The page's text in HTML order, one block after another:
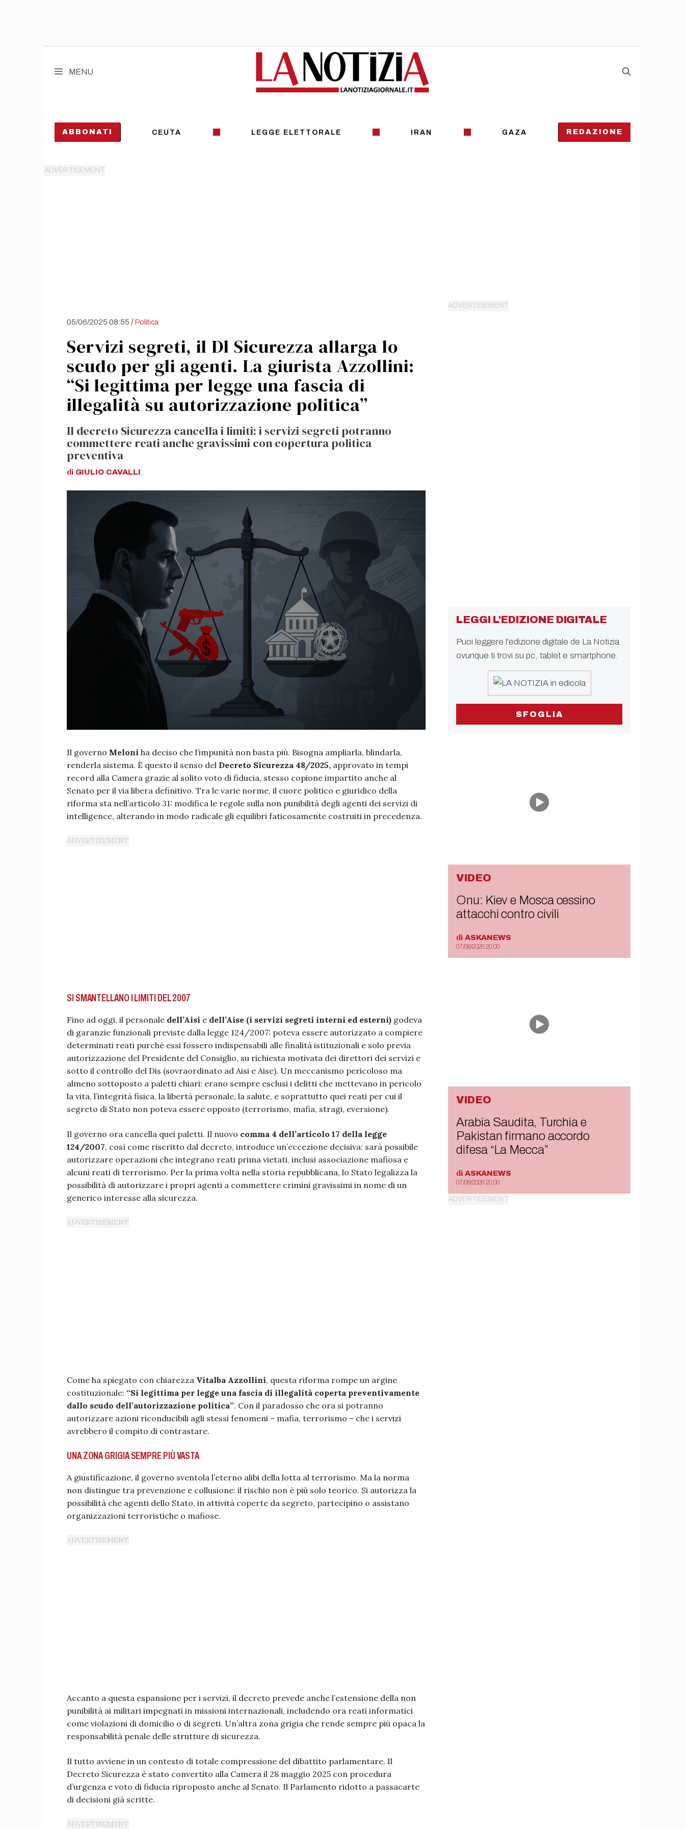
MENU
ABBONATI CEUTA LEGGE ELETTORALE IRAN GAZA REDAZIONE
05/06/2025 08:55 /Politica
Servizi segreti, il Dl Sicurezza allarga lo
scudo per gli agenti. La giurista Azzollini:
“Si legittima per legge una fascia di
illegalità su autorizzazione politica”
Il decreto Sicurezza cancella i limiti: i servizi segreti potranno
commettere reati anche gravissimi con copertura politica
preventiva
di GIULIO CAVALLI
Il governo Meloni ha deciso che l’impunità non basta più. Bisogna ampliarla, blindarla,
renderla sistema. È questo il senso del Decreto Sicurezza 48/2025, approvato in tempi
record alla Camera grazie al solito voto di fiducia, stesso copione impartito anche al
Senato per il via libera definitivo. Tra le varie norme, il cuore politico e giuridico della
riforma sta nell’articolo 31: modifica le regole sulla non punibilità degli agenti dei servizi di
intelligence, alterando in modo radicale gli equilibri faticosamente costruiti in precedenza.
SI SMANTELLANO I LIMITI DEL 2007
Fino ad oggi, il personale dell’Aisi e dell’Aise (i servizi segreti interni ed esterni) godeva
di garanzie funzionali previste dalla legge 124/2007: poteva essere autorizzato a compiere
determinati reati purché essi fossero indispensabili alle finalità istituzionali e solo previa
autorizzazione del Presidente del Consiglio, su richiesta motivata dei direttori dei servizi e
sotto il controllo del Dis (sovraordinato ad Aisi e Aise). Un meccanismo pericoloso ma
almeno sottoposto a paletti chiari: erano sempre esclusi i delitti che mettevano in pericolo
la vita, l’integrità fisica, la libertà personale, la salute, e soprattutto quei reati per cui il
segreto di Stato non poteva essere opposto (terrorismo, mafia, stragi, eversione).
Il governo ora cancella quei paletti. Il nuovo comma 4 dell’articolo 17 della legge
124/2007, così come riscritto dal decreto, introduce un’eccezione decisiva: sarà possibile
autorizzare operazioni che integrano reati prima vietati, inclusi associazione mafiosa e
alcuni reati di terrorismo. Per la prima volta nella storia repubblicana, lo Stato legalizza la
possibilità di autorizzare i propri agenti a commettere crimini gravissimi in nome di un
generico interesse alla sicurezza.
Come ha spiegato con chiarezza Vitalba Azzollini, questa riforma rompe un argine
costituzionale: “Si legittima per legge una fascia di illegalità coperta preventivamente
dallo scudo dell’autorizzazione politica”. Con il paradosso che ora si potranno
autorizzare azioni riconducibili agli stessi fenomeni – mafia, terrorismo – che i servizi
avrebbero il compito di contrastare.
UNA ZONA GRIGIA SEMPRE PIÙ VASTA
A giustificazione, il governo sventola l’eterno alibi della lotta al terrorismo. Ma la norma
non distingue tra prevenzione e collusione: il rischio non è più solo teorico. Si autorizza la
possibilità che agenti dello Stato, in attività coperte da segreto, partecipino o assistano
organizzazioni terroristiche o mafiose.
Accanto a questa espansione per i servizi, il decreto prevede anche l’estensione della non
punibilità ai militari impegnati in missioni internazionali, includendo ora reati informatici
come violazioni di domicilio o di segreti. Un’altra zona grigia che rende sempre più opaca la
responsabilità penale delle strutture di sicurezza.
Il tutto avviene in un contesto di totale compressione del dibattito parlamentare. Il
Decreto Sicurezza è stato convertito alla Camera il 28 maggio 2025 con procedura
d’urgenza e voto di fiducia riproposto anche al Senato. Il Parlamento ridotto a passacarte
di decisioni già scritte.
LEGGI L'EDIZIONE DIGITALE
Puoi leggere l'edizione digitale de La Notizia
ovunque ti trovi su pc, tablet e smartphone.
SFOGLIA
VIDEO
Onu: Kiev e Mosca cessino
attacchi contro civili
di ASKANEWS
07/08/2026 20:00
VIDEO
Arabia Saudita, Turchia e
Pakistan firmano accordo
difesa “La Mecca”
di ASKANEWS
07/08/2026 20:00